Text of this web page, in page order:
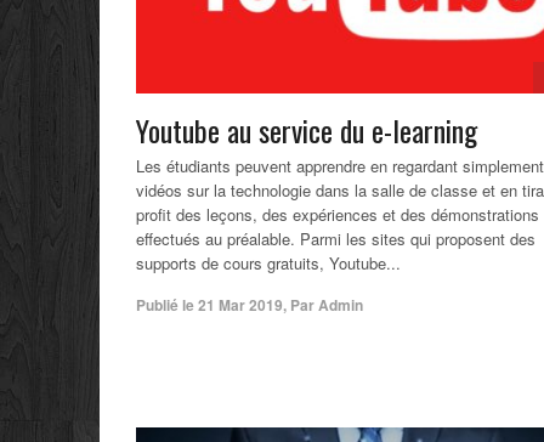
Youtube au service du e-learning
Les étudiants peuvent apprendre en regardant
vidéos sur la technologie dans la salle de classe et en
profit des leçons, des expériences et des démonstrations
effectués au préalable. Parmi les sites qui proposent des
supports de cours gratuits, Youtube...
Publié le21 Mar 2019, ParAdmin